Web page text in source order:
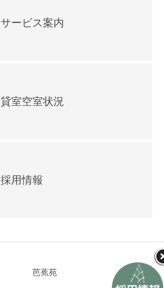
サービス案内
貸室空室状況
採用情報
芭蕉苑